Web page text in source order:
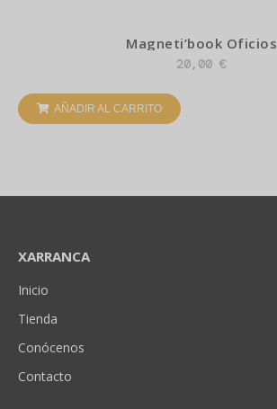
Magneti’book Oficios
20,00 €
AÑADIR AL CARRITO
XARRANCA
Inicio
Tienda
Conócenos
Contacto